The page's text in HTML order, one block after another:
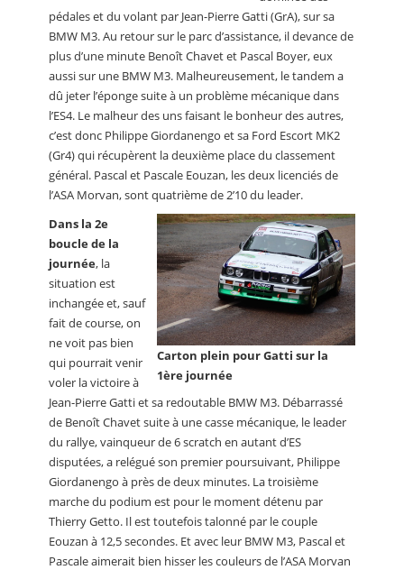
pédales et du volant par Jean-Pierre Gatti (GrA), sur sa
BMW M3. Au retour sur le parc d’assistance, il devance de
plus d’une minute Benoît Chavet et Pascal Boyer, eux
aussi sur une BMW M3. Malheureusement, le tandem a
dû jeter l’éponge suite à un problème mécanique dans
l’ES4. Le malheur des uns faisant le bonheur des autres,
c’est donc Philippe Giordanengo et sa Ford Escort MK2
(Gr4) qui récupèrent la deuxième place du classement
général. Pascal et Pascale Eouzan, les deux licenciés de
l’ASA Morvan, sont quatrième de 2’10 du leader.
Carton plein pour Gatti sur la
1ère journée
Dans la 2e
boucle de la
journée, la
situation est
inchangée et, sauf
fait de course, on
ne voit pas bien
qui pourrait venir
voler la victoire à
Jean-Pierre Gatti et sa redoutable BMW M3. Débarrassé
de Benoît Chavet suite à une casse mécanique, le leader
du rallye, vainqueur de 6 scratch en autant d’ES
disputées, a relégué son premier poursuivant, Philippe
Giordanengo à près de deux minutes. La troisième
marche du podium est pour le moment détenu par
Thierry Getto. Il est toutefois talonné par le couple
Eouzan à 12,5 secondes. Et avec leur BMW M3, Pascal et
Pascale aimerait bien hisser les couleurs de l’ASA Morvan